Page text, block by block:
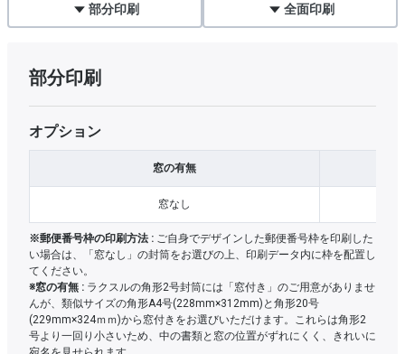
部分印刷 全面印刷
部分印刷
オプション
窓の有無
窓なし
※郵便番号枠の印刷方法 : ご自身でデザインした郵便番号枠を印刷した
い場合は、「窓なし」の封筒をお選びの上、印刷データ内に枠を配置し
てください。
※窓の有無 : ラクスルの角形2号封筒には「窓付き」のご用意がありませ
んが、類似サイズの角形A4号(228mm×312mm)と角形20号
(229mm×324ｍｍ)から窓付きをお選びいただけます。これらは角形2
号より一回り小さいため、中の書類と窓の位置がずれにくく、きれいに